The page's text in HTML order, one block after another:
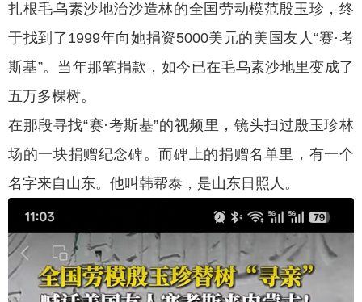
扎根毛乌素沙地治沙造林的全国劳动模范殷玉珍，终
于找到了1999年向她捐资5000美元的美国友人“赛·考
斯基”。当年那笔捐款，如今已在毛乌素沙地里变成了
五万多棵树。
在那段寻找“赛·考斯基”的视频里，镜头扫过殷玉珍林
场的一块捐赠纪念碑。而碑上的捐赠名单里，有一个
名字来自山东。他叫韩帮泰，是山东日照人。